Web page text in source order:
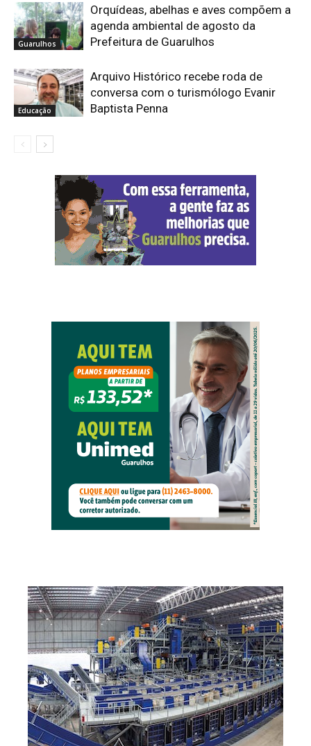
Guarulhos
Orquídeas, abelhas e aves compõem a
agenda ambiental de agosto da
Prefeitura de Guarulhos
Educação
Arquivo Histórico recebe roda de
conversa com o turismólogo Evanir
Baptista Penna